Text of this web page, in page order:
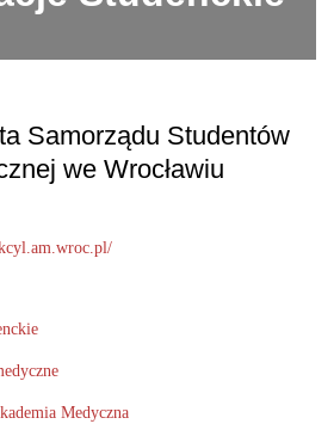
Samorządu Studentów
we Wrocławiu
Medyczna